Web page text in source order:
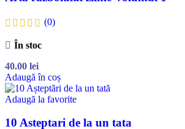
(0)
În stoc
40.00 lei
Adaugă în coș
Adaugă la favorite
10 Asteptari de la un tata